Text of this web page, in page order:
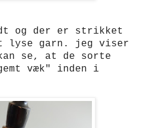
og der er strikket
lyse garn. jeg viser
se, at de sorte
væk" inden i